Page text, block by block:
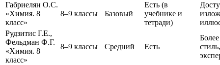
Габриелян О.С.
«Химия. 8
класс»
8–9 классы Базовый
Есть (в
учебнике и
тетради)
Рудзитис Г.Е.,
Фельдман Ф.Г.
«Химия. 8
класс»
8–9 классы Средний Есть